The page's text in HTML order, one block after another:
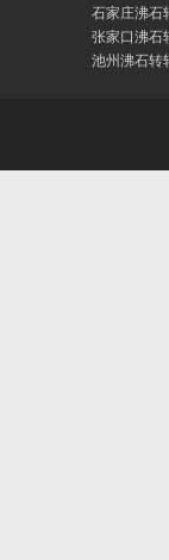
石家庄沸石
张家口沸石
池州沸石转